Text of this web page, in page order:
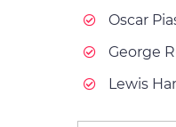
Oscar
George
Lewis